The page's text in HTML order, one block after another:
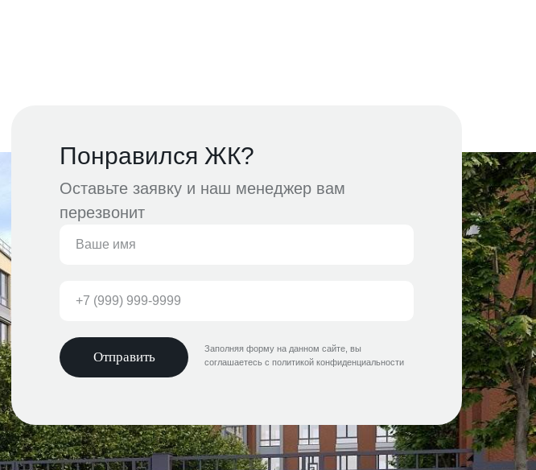
Отправить
Оставьте заявку и наш менеджер вам
перезвонит
Понравился ЖК?
Заполняя форму на данном сайте, вы
соглашаетесь с политикой конфиденциальности